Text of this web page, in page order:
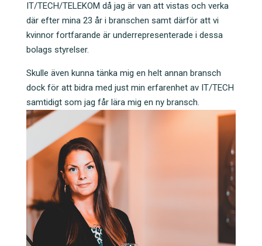
IT/TECH/TELEKOM då jag är van att vistas och verka
där efter mina 23 år i branschen samt därför att vi
kvinnor fortfarande är underrepresenterade i dessa
bolags styrelser.
Skulle även kunna tänka mig en helt annan bransch
dock för att bidra med just min erfarenhet av IT/TECH
samtidigt som jag får lära mig en ny bransch.